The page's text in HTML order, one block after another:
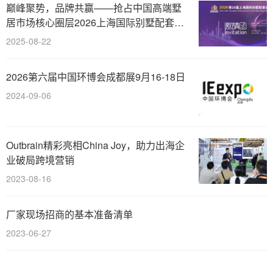
巅峰聚势，品牌共赢——抢占中国高端墅
居市场核心圈层2026上海国际别墅配套设
施博览会
2025-08-22
2026第六届中国环博会成都展9月16-18日
2024-09-06
Outbrain精彩亮相China Joy，助力出海企
业破局跨境营销
2023-08-16
厂家现场招商的基本准备清单
2023-06-27